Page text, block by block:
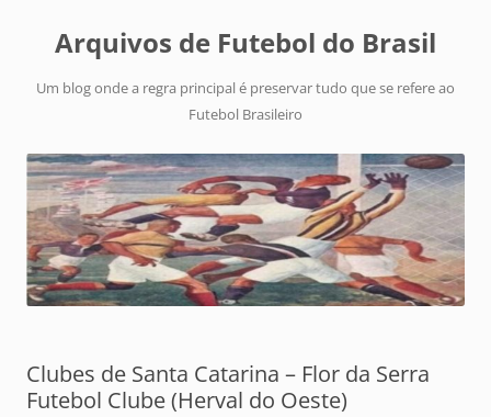
Arquivos de Futebol do Brasil
Um blog onde a regra principal é preservar tudo que se refere ao
Futebol Brasileiro
Clubes de Santa Catarina – Flor da Serra
Futebol Clube (Herval do Oeste)